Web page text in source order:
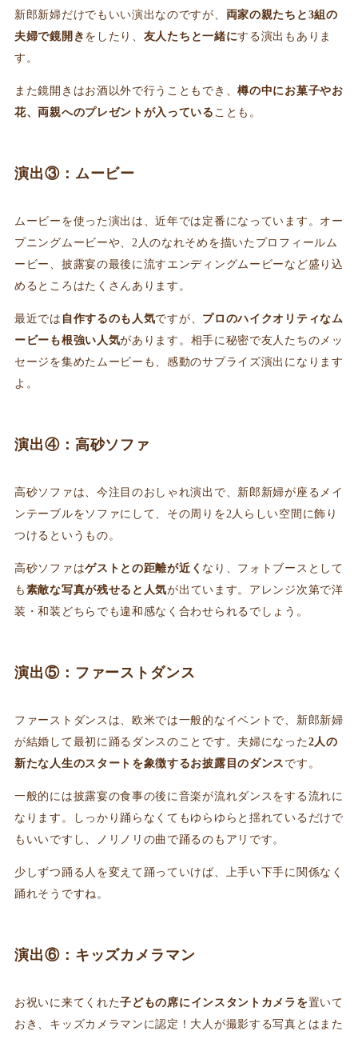
新郎新婦だけでもいい演出なのですが、 両家の親たちと3組の
夫婦で鏡開き をしたり、 友人たちと一緒にする演出もありま
す。
また鏡開きはお酒以外で行うこともでき、樽の中にお菓子やお
花、両親へのプレゼントが入っている ことも。
演出③：ムービー
ムービーを使った演出は、近年では定番になっています。オー
プニングムービーや、2人のなれそめを描いたプロフィールム
ービー、披露宴の最後に流すエンディングムービーなど盛り込
めるところはたくさんあります。
最近では 自作するのも人気ですが、 プロのハイクオリティなム
ービーも根強い人気があります。相手に秘密で友人たちのメッ
セージを集めたムービーも、感動のサプライズ演出になります
よ。
演出④：高砂ソファ
高砂ソファは、今注目のおしゃれ演出で、新郎新婦が座るメイ
ンテーブルをソファにして、その周りを2人らしい空間に飾り
つけるというもの。
高砂ソファはゲストとの距離が近く なり、フォトブースとして
も 素敵な写真が残せると人気が出ています。アレンジ次第で洋
装・和装どちらでも違和感なく合わせられるでしょう。
演出⑤：ファーストダンス
ファーストダンスは、欧米では一般的なイベントで、新郎新婦
が結婚して最初に踊るダンスのことです。夫婦になった2人の
新たな人生のスタートを象徴するお披露目のダンス です。
一般的には披露宴の食事の後に音楽が流れダンスをする流れに
なります。しっかり踊らなくてもゆらゆらと揺れているだけで
もいいですし、ノリノリの曲で踊るのもアリです。
少しずつ踊る人を変えて踊っていけば、上手い下手に関係なく
踊れそうですね。
演出⑥：キッズカメラマン
お祝いに来てくれた子どもの席にインスタントカメラを置いて
おき、キッズカメラマンに認定！大人が撮影する写真とはまた